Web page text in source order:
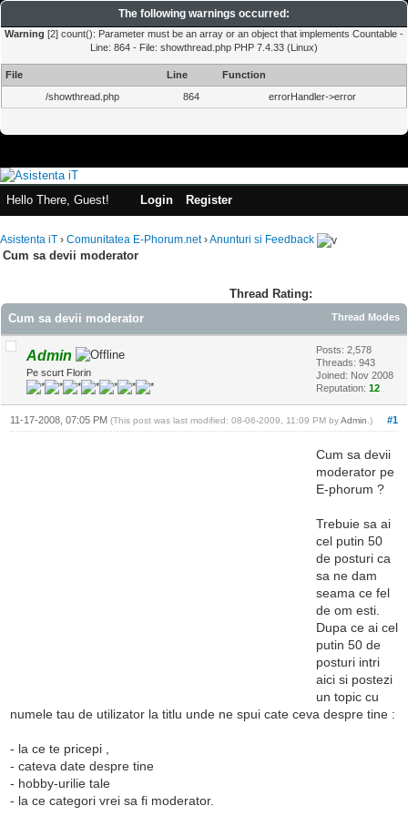
The following warnings occurred:
Warning [2] count(): Parameter must be an array or an object that implements Countable -
Line: 864 - File: showthread.php PHP 7.4.33 (Linux)
File Line
Function
/showthread.php
864 errorHandler->error
Hello There, Guest! Login Register
Asistenta iT › Comunitatea E-Phorum.net›Anunturi si Feedback
Cum sa devii moderator
Thread Rating:
Thread Modes
Cum sa devii moderator
Admin
Pe scurt Florin
Posts: 2,578
Threads: 943
Joined: Nov 2008
Reputation: 12
#1
11-17-2008, 07:05 PM (This post was last modified: 08-06-2009, 11:09 PM byAdmin .)
Cum sa devii
moderator pe
E-phorum ?
Trebuie sa ai
cel putin 50
de posturi ca
sa ne dam
seama ce fel
de om esti.
Dupa ce ai cel
putin 50 de
posturi intri
aici si postezi
un topic cu
numele tau de utilizator la titlu unde ne spui cate ceva despre tine :
- la ce te pricepi ,
- cateva date despre tine
- hobby-urilie tale
- la ce categori vrei sa fi moderator.